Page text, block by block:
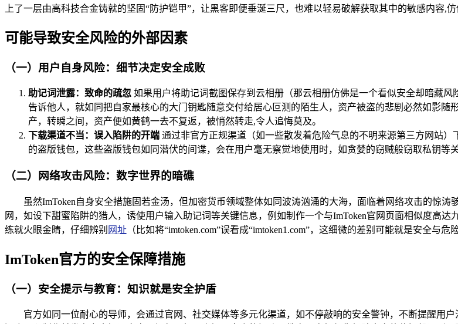
上了一层由高科技合金铸就的坚固“防护铠甲”，让黑客即便垂涎三尺，也难以轻易破解获取其中的敏感内容,
可能导致安全风险的外部因素
（一）用户自身风险：细节决定安全成败
助记词泄露：致命的疏忽 如果用户将助记词截图保存到云相册（那云相册仿佛是一个看似安全却暗藏
告诉他人，就如同把自家最核心的大门钥匙随意交付给居心叵测的陌生人，资产被盗的悲剧必然如影
产，转瞬之间，资产便如黄鹤一去不复返，被悄然转走,令人追悔莫及。
下载渠道不当：误入陷阱的开端 通过非官方正规渠道（如一些散发着危险气息的不明来源第三方网站
的盗版钱包，这些盗版钱包如同潜伏的间谍，会在用户毫无察觉地使用时，如贪婪的窃贼般窃取私钥等
（二）网络攻击风险：数字世界的暗礁
虽然ImToken自身安全措施固若金汤，但加密货币领域整体如同波涛汹涌的大海，面临着网络攻击的惊
网，如设下甜蜜陷阱的猎人，诱使用户输入助记词等关键信息，例如制作一个与ImToken官网页面相似度高
练就火眼金睛，仔细辨别 网址 （比如将“imtoken.com”误看成“imtoken1.com”，这细微的差别可能就是安全与
ImToken官方的安全保障措施
（一）安全提示与教育：知识就是安全护盾
官方如同一位耐心的导师，会通过官网、社交媒体等多元化渠道，如不停敲响的安全警钟，不断提醒用